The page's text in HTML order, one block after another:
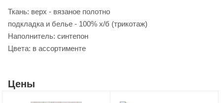
Ткань: верх - вязаное полотно
подкладка и белье - 100% х/б (трикотаж)
Наполнитель: синтепон
Цвета: в ассортименте
Цены